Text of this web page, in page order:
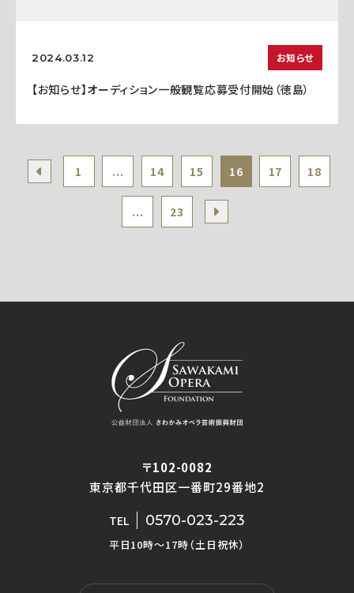
2024.03.12 お知らせ
【お知らせ】オーディション一般観覧応募受付開始（徳島）
1 ... 14 15 16 17 18
... 23
〒102-0082
東京都千代田区一番町29番地2
TEL 0570-023-223
平日10時〜17時（土日祝休）